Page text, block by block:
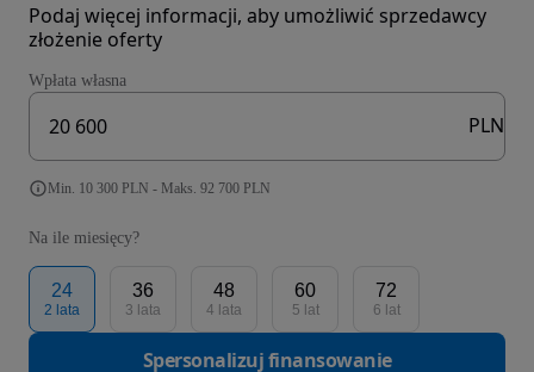
Podaj więcej informacji, aby umożliwić sprzedawcy
złożenie oferty
Wpłata własna
PLN
Min. 10 300 PLN - Maks. 92 700 PLN
Na ile miesięcy?
24
2 lata
36
3 lata
48
4 lata
60
5 lat
72
6 lat
Spersonalizuj finansowanie